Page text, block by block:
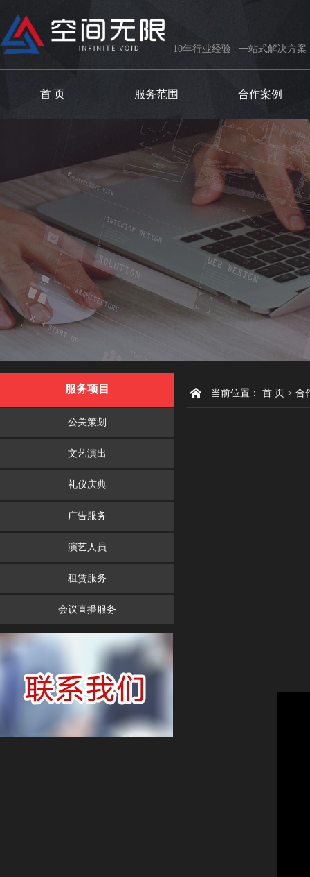
10年行业经验 | 一站式解决方
首 页 服务范围 合作案例
服务项目
公关策划
文艺演出
礼仪庆典
广告服务
演艺人员
租赁服务
会议直播服务
当前位置： 首 页 > 合